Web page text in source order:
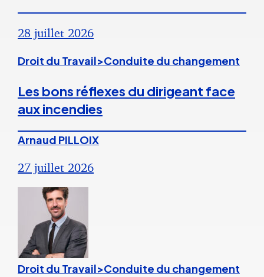
28 juillet 2026
Droit du Travail>Conduite du changement
Les bons réflexes du dirigeant face
aux incendies
Arnaud PILLOIX
27 juillet 2026
Droit du Travail>Conduite du changement